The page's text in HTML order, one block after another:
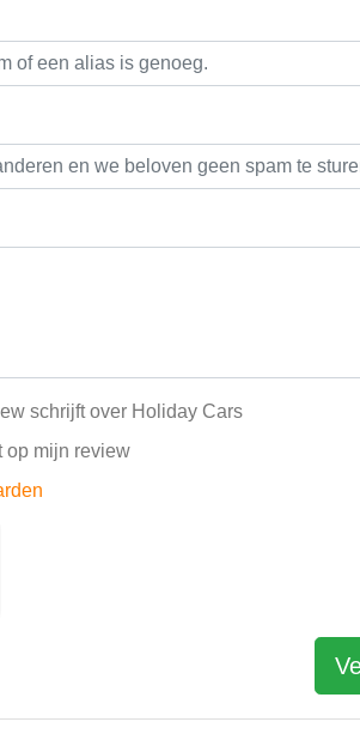
schrijft over Holiday Cars
op mijn review